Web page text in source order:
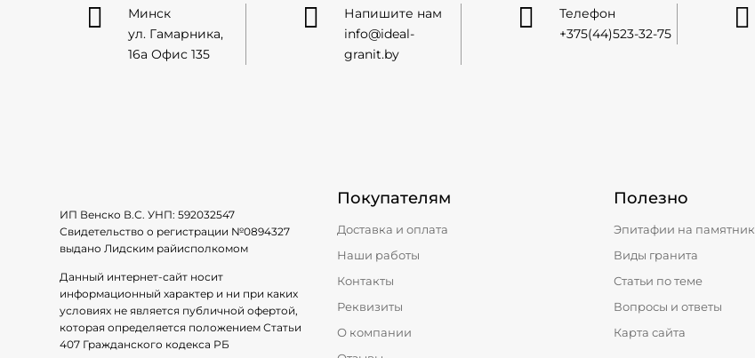

Минск
ул. Гамарника,
16а Офис 135

Напишите нам
info@ideal-
granit.by

Телефон
+375(44)523-32-75

ИП Венско В.С. УНП:592032547
Свидетельство о регистрации №0894327
выдано Лидским райисполкомом
Данный интернет-сайт носит
информационный характер и ни при каких
условиях не является публичной офертой,
которая определяется положением Статьи
407 Гражданского кодекса РБ
Покупателям
Доставка и оплата
Наши работы
Контакты
Реквизиты
О компании
Полезно
Эпитафии на памятник
Виды гранита
Статьи по теме
Вопросы и ответы
Карта сайта